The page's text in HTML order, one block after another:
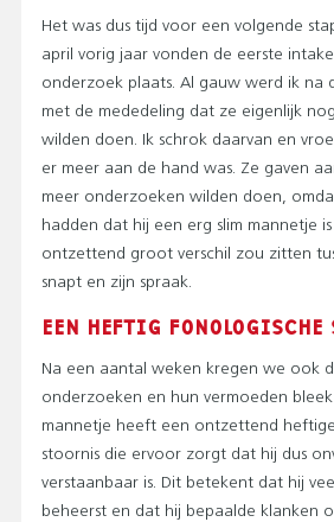
Het was dus tijd voor een volgende
april vorig jaar vonden de eerste
onderzoek plaats. Al gauw werd ik na
met de mededeling dat ze eigenlijk
wilden doen. Ik schrok daarvan en
er meer aan de hand was. Ze gaven
meer onderzoeken wilden doen,
hadden dat hij een erg slim mannetje
ontzettend groot verschil zou zitten
snapt en zijn spraak.
EEN HEFTIG FONOLOGISCHE
Na een aantal weken kregen we ook
onderzoeken en hun vermoeden
mannetje heeft een ontzettend
stoornis die ervoor zorgt dat hij dus
verstaanbaar is. Dit betekent dat hij
beheerst en dat hij bepaalde klanken